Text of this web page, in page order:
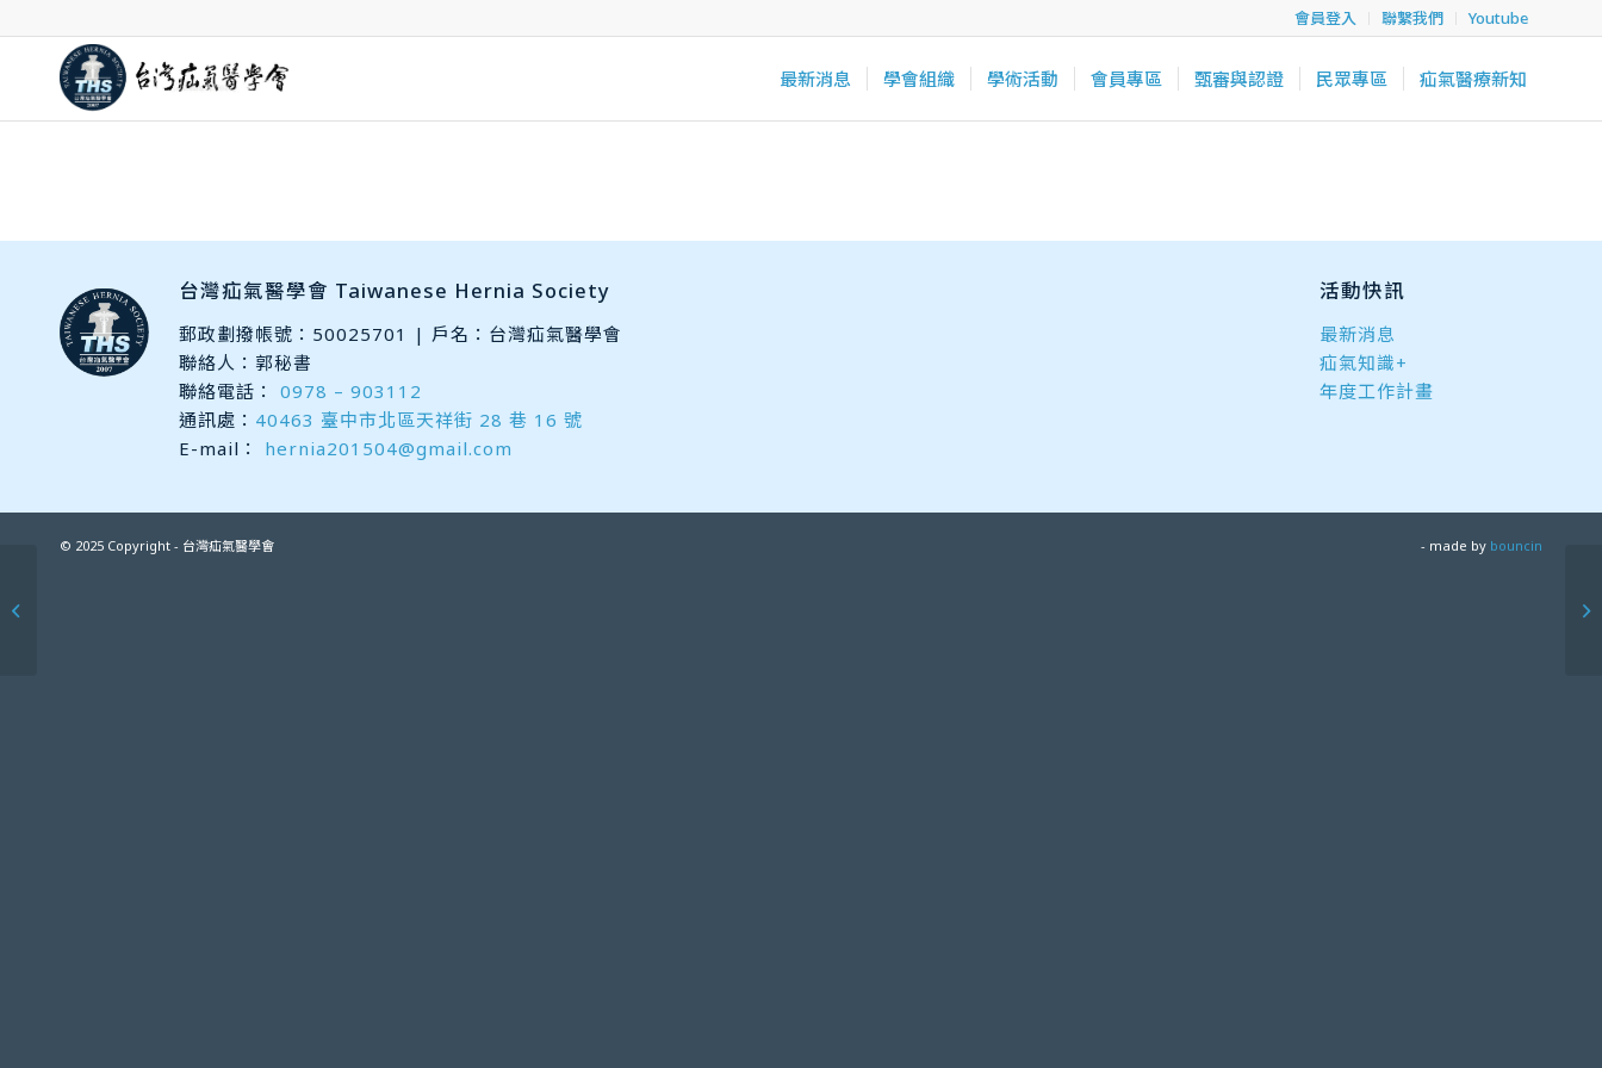
會員登入 聯繫我們 Youtube
最新消息 學會組織 學術活動 會員專區 甄審與認證 民眾專區 疝氣醫療新知
台灣疝氣醫學會 Taiwanese Hernia Society
郵政劃撥帳號：50025701 | 戶名：台灣疝氣醫學會
聯絡人：郭秘書
聯絡電話： 0978 – 903112
通訊處： 40463 臺中市北區天祥街 28 巷 16 號
E-mail： hernia201504@gmail.com
活動快訊
最新消息
疝氣知識+
年度工作計畫
© 2025 Copyright - 台灣疝氣醫學會 - made by bouncin